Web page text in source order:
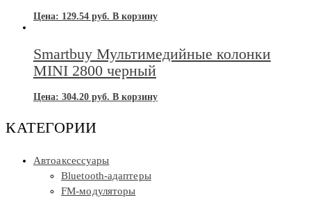
Цена: 129.54 руб. В корзину
Smartbuy Мультимедийные колонки
MINI 2800 черный
Цена: 304.20 руб. В корзину
КАТЕГОРИИ
Автоаксессуары
Bluetooth-адаптеры
FM-модуляторы